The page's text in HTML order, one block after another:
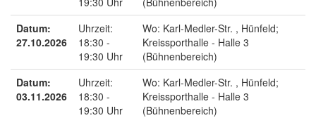
Datum:
27.10.2026
Uhrzeit:
18:30 -
19:30 Uhr
Wo: Karl-Medler-Str. , Hünfeld;
Kreissporthalle - Halle 3
(Bühnenbereich)
Datum:
03.11.2026
Uhrzeit:
18:30 -
19:30 Uhr
Wo: Karl-Medler-Str. , Hünfeld;
Kreissporthalle - Halle 3
(Bühnenbereich)